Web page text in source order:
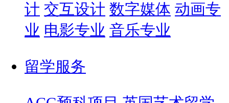
计 交互设计 数字媒体 动画专
业 电影专业 音乐专业
留学服务